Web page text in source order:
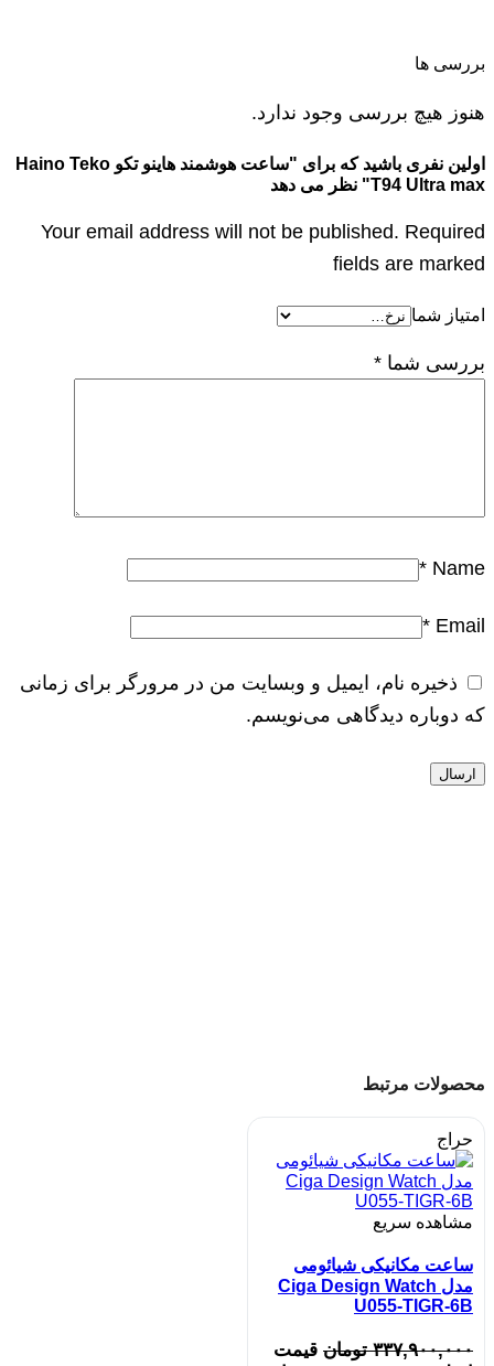
بررسی ها
هنوز هیچ بررسی وجود ندارد.
اولین نفری باشید که برای "ساعت هوشمند هاینو تکو Haino Teko
T94 Ultra max" نظر می دهد
Your email address will not be published. Required
fields are marked
امتیاز شما
بررسی شما *
Name
*
Email
*
ذخیره نام، ایمیل و وبسایت من در مرورگر برای زمانی
که دوباره دیدگاهی می‌نویسم.
محصولات مرتبط
حراج
مشاهده سریع
ساعت مکانیکی شیائومی
مدل Ciga Design Watch
U055-TIGR-6B
۳۳۷,۹۰۰,۰۰۰ تومان قیمت